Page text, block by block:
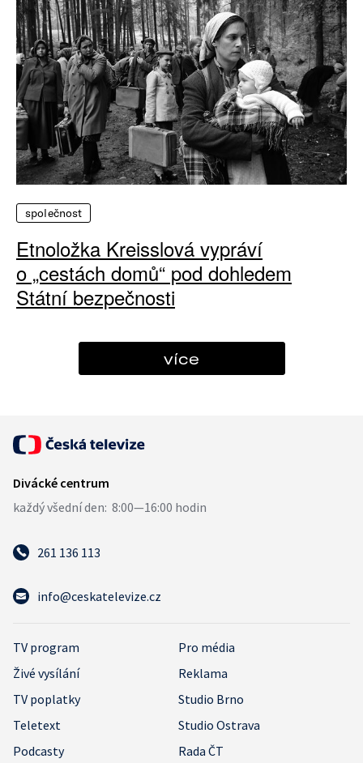
společnost
Etnoložka Kreisslová vypráví
o „cestách domů“ pod dohledem
Státní bezpečnosti
více
261 136 113
info@ceskatelevize.cz
TV program
Pro média
Živé vysílání
Reklama
TV poplatky
Studio Brno
Teletext
Studio Ostrava
Podcasty
Rada ČT